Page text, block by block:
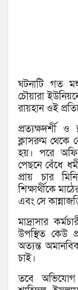
ঘটনাটি গত
চৌয়ারা
রায়হান ওই
প্রত্যক্ষদর্শী ও
ক্লাসরুম থেকে
হয়। পরে
পেছনে বেঁধে
প্রায় চার
শিক্ষার্থীকে
এবং সে
মাদ্রাসার
উপস্থিত কেউ
অত্যন্ত
চাই।
তবে অভিযোগ